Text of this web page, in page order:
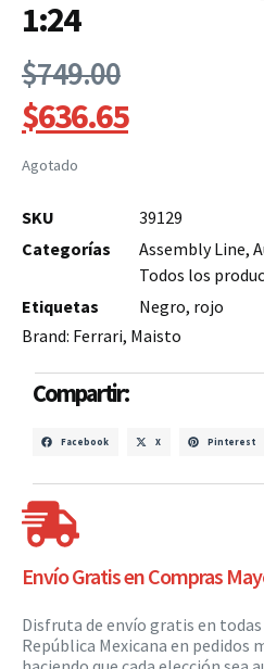
1:24
$749.00
$636.65
Agotado
SKU
39129
Categorías
Assembly Line,
Todos los
Etiquetas
Negro, rojo
Brand: Ferrari, Maisto
Compartir:
Facebook X Pinterest
Envío Gratis en Compras
Disfruta de envío gratis en
República Mexicana en pedidos